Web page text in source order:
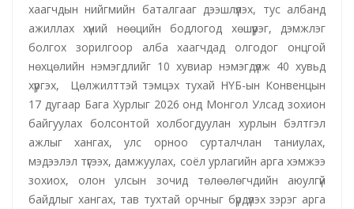
хаагчдын нийгмийн баталгааг дээшлүүлэх, тус албанд
ажиллах хүний нөөцийн бодлогод хөшүүрэг, дэмжлэг
болгох зорилгоор алба хаагчдад олгодог онцгой
нөхцөлийн нэмэгдлийг 10 хувиар нэмэгдүүлж 40 хувьд
хүргэх, Цөлжилттэй тэмцэх тухай НҮБ-ын Конвенцын
17 дугаар Бага Хурлыг 2026 онд Монгол Улсад зохион
байгуулах болсонтой холбогдуулан хурлын бэлтгэл
ажлыг хангах, улс орноо сурталчлан таниулах,
мэдээлэл түгээх, дамжуулах, соёл урлагийн арга хэмжээ
зохиох, олон улсын зочид төлөөлөгчдийн аюулгүй
байдлыг хангах, тав тухтай орчныг бүрдүүлэх зэрэг арга